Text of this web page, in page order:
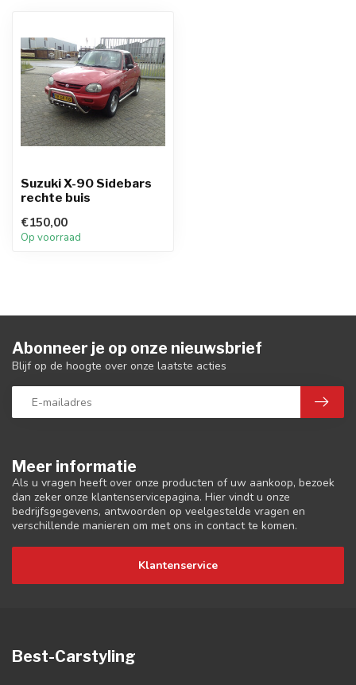
Suzuki X-90 Sidebars
rechte buis
€150,00
Op voorraad
Meer informatie
Als u vragen heeft over onze producten of uw aankoop, bezoek
dan zeker onze klantenservicepagina. Hier vindt u onze
bedrijfsgegevens, antwoorden op veelgestelde vragen en
verschillende manieren om met ons in contact te komen.
Klantenservice
Abonneer je op onze nieuwsbrief
Blijf op de hoogte over onze laatste acties
Best-Carstyling